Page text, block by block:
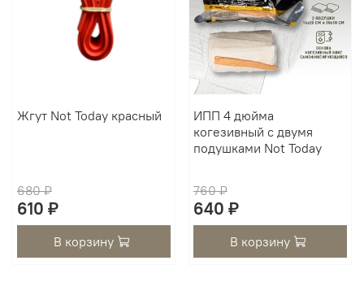
Жгут Not Today красный
680 ₽
610 ₽
В корзину
ИПП 4 дюйма
когезивный с двумя
подушками Not Today
760 ₽
640 ₽
В корзину